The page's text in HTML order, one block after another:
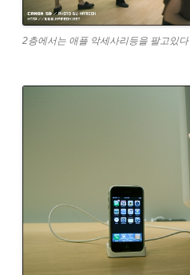
2층에서는 애플 악세사리등을 팔고있다